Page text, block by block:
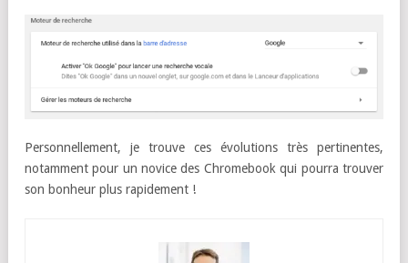
Personnellement, je trouve ces évolutions très pertinentes,
notamment pour un novice des Chromebook qui pourra trouver
son bonheur plus rapidement !